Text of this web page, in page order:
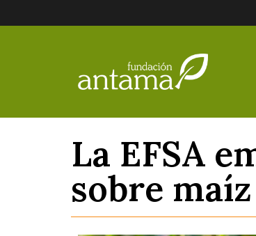
La EFSA
sobre